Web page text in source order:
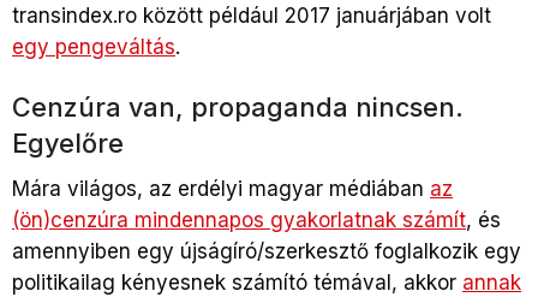
transindex.ro között például 2017 januárjában volt
egy pengeváltás.
Cenzúra van, propaganda nincsen.
Egyelőre
Mára világos, az erdélyi magyar médiában az
(ön)cenzúra mindennapos gyakorlatnak számít, és
amennyiben egy újságíró/szerkesztő foglalkozik egy
politikailag kényesnek számító témával, akkor annak